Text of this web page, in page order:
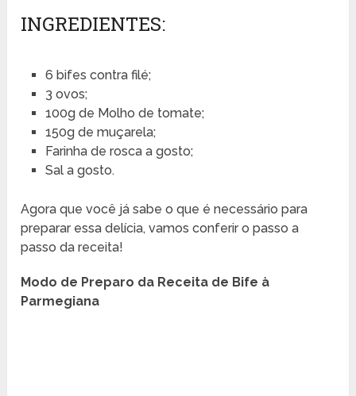
INGREDIENTES:
6 bifes contra filé;
3 ovos;
100g de Molho de tomate;
150g de muçarela;
Farinha de rosca a gosto;
Sal a gosto.
Agora que você já sabe o que é necessário para
preparar essa delícia, vamos conferir o passo a
passo da receita!
Modo de Preparo da Receita de Bife à
Parmegiana